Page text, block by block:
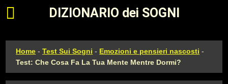
Apri il menu principale
DIZIONARIO dei SOGNI
Home -Test Sui Sogni - Emozioni e pensieri nascosti -
Test: Che Cosa Fa La Tua Mente Mentre Dormi?